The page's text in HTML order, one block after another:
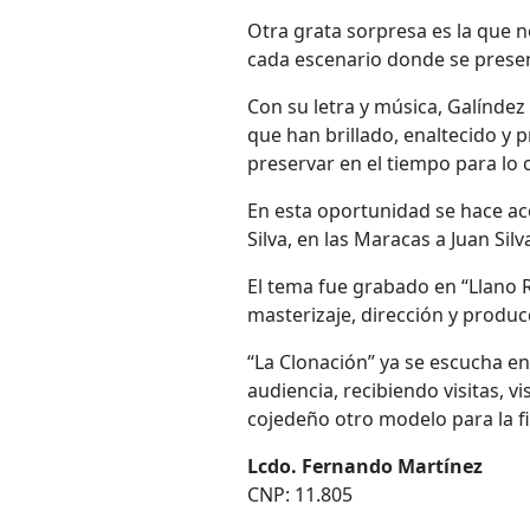
Otra grata sorpresa es la que
cada escenario donde se
Con su letra y música,
que han brillado, enaltecido y
preservar en el tiempo para lo
En esta oportunidad se hace
Silva, en las Maracas a Juan
El tema fue grabado en “Llano
masterizaje, dirección y
“La Clonación” ya se escucha
audiencia, recibiendo visitas,
cojedeño otro modelo para la
Lcdo. Fernando Martínez
CNP: 11.805